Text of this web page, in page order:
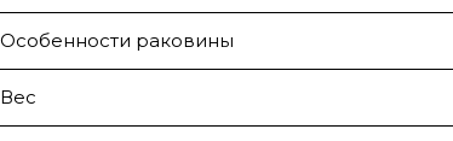
Особенности раковины
Вес